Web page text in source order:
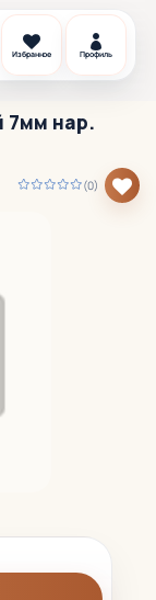
Избранное Профиль
7мм нар.
(0)